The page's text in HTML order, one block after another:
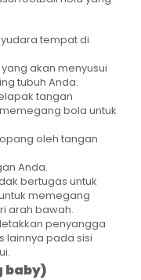
tempat di
akan menyusui
tubuh Anda.
tangan
bola untuk
oleh tangan
Anda.
bertugas untuk
memegang
arah bawah.
penyangga
lainnya pada sisi
baby)